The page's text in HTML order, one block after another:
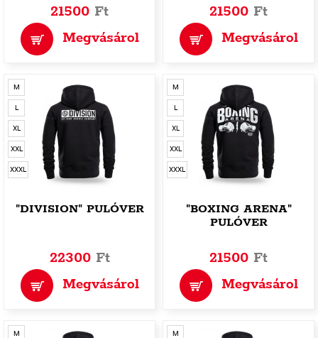
21500 Ft
Megvásárol
21500 Ft
Megvásárol
M
L
XL
XXL
XXXL
"DIVISION" PULÓVER
22300 Ft
Megvásárol
M
L
XL
XXL
XXXL
"BOXING ARENA"
PULÓVER
21500 Ft
Megvásárol
M M